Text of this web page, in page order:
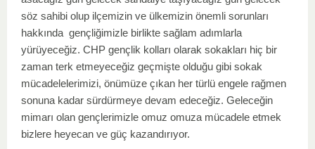
söz sahibi olup ilçemizin ve ülkemizin önemli sorunları
hakkında gençliğimizle birlikte sağlam adımlarla
yürüyeceğiz. CHP gençlik kolları olarak sokakları hiç bir
zaman terk etmeyeceğiz geçmişte olduğu gibi sokak
mücadelelerimizi, önümüze çıkan her türlü engele rağmen
sonuna kadar sürdürmeye devam edeceğiz. Geleceğin
mimarı olan gençlerimizle omuz omuza mücadele etmek
bizlere heyecan ve güç kazandırıyor.